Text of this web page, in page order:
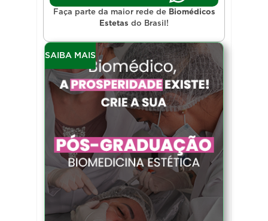
Faça parte da maior rede de Biomédicos
Estetas do Brasil!
SAIBA MAIS